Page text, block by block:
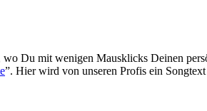
wo Du mit weni­gen Maus­klicks Dei­nen
”. Hier wird von unse­ren Pro­fis ein